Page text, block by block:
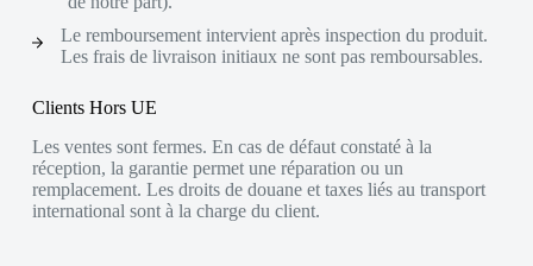
Le remboursement intervient après inspection du produit.
Les frais de livraison initiaux ne sont pas remboursables.
Clients Hors UE
Les ventes sont fermes. En cas de défaut constaté à la
réception, la garantie permet une réparation ou un
remplacement. Les droits de douane et taxes liés au transport
international sont à la charge du client.